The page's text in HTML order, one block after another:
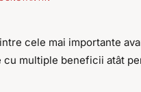
cele mai importante
cu multiple beneficii atât